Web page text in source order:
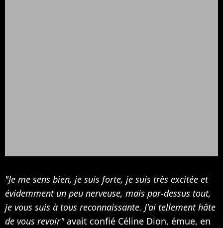
"Je me sens bien, je suis forte, je suis très excitée et
évidemment un peu nerveuse, mais par-dessus tout,
je vous suis à tous reconnaissante. J'ai tellement hâte
de vous revoir"avait confié Céline Dion, émue, en